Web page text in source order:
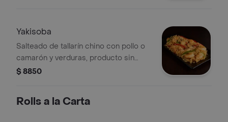
Yakisoba
Salteado de tallarín chino con pollo o
camarón y verduras, producto sin
opción de agregar o cambiar sus
$ 8850
Rolls a la Carta